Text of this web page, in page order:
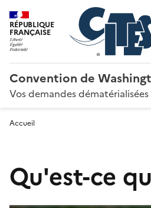
RÉPUBLIQUE
FRANÇAISE
Convention de
Vos demandes
Accueil
Qu'est-ce